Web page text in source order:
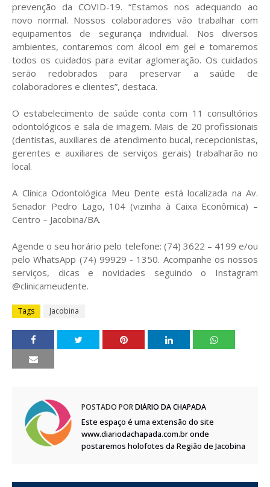
prevenção da COVID-19. “Estamos nos adequando ao
novo normal. Nossos colaboradores vão trabalhar com
equipamentos de segurança individual. Nos diversos
ambientes, contaremos com álcool em gel e tomaremos
todos os cuidados para evitar aglomeração. Os cuidados
serão redobrados para preservar a saúde de
colaboradores e clientes”, destaca.
O estabelecimento de saúde conta com 11 consultórios
odontológicos e sala de imagem. Mais de 20 profissionais
(dentistas, auxiliares de atendimento bucal, recepcionistas,
gerentes e auxiliares de serviços gerais) trabalharão no
local.
A Clínica Odontológica Meu Dente está localizada na Av.
Senador Pedro Lago, 104 (vizinha à Caixa Econômica) –
Centro – Jacobina/BA.
Agende o seu horário pelo telefone: (74) 3622 – 4199 e/ou
pelo WhatsApp (74) 99929 - 1350. Acompanhe os nossos
serviços, dicas e novidades seguindo o Instagram
@clinicameudente.
Tags Jacobina
POSTADO PORDIÁRIO DA CHAPADA
Este espaço é uma extensão do site
www.diariodachapada.com.br onde
postaremos holofotes da Região de Jacobina